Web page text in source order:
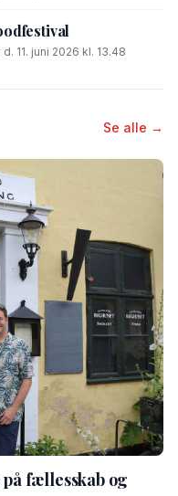
11. juni 2026 kl. 13.48
Se alle →
fællesskab og